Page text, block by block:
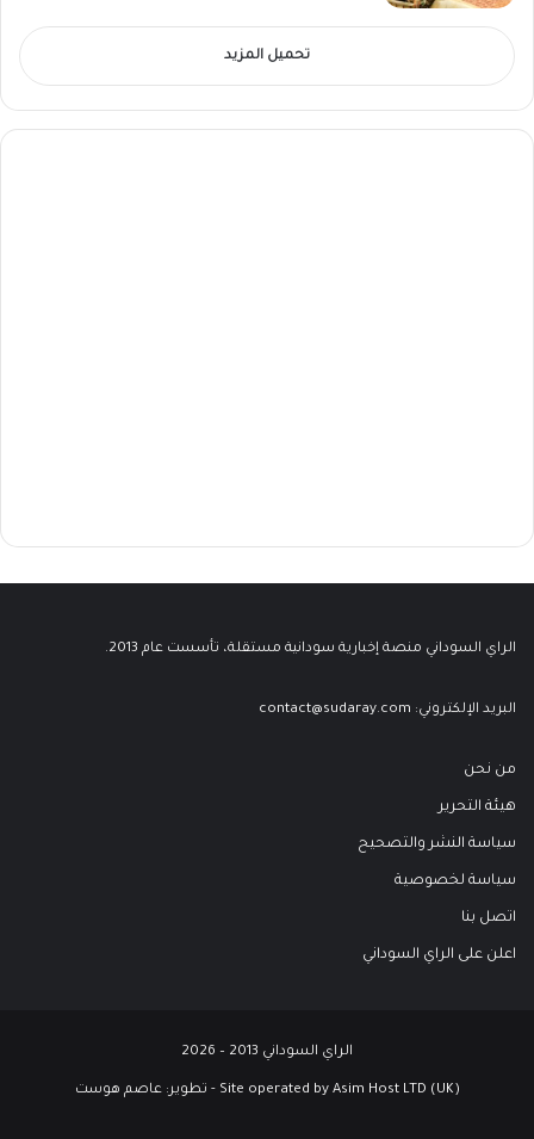
تحميل المزيد
الراي السوداني منصة إخبارية سودانية مستقلة، تأسست عام 2013.
البريد الإلكتروني: contact@sudaray.com
من نحن
هيئة التحرير
سياسة النشر والتصحيح
سياسة لخصوصية
اتصل بنا
اعلن على الراي السوداني
الراي السوداني 2013 – 2026
Site operated by Asim Host LTD (UK) - تطوير: عاصم هوست